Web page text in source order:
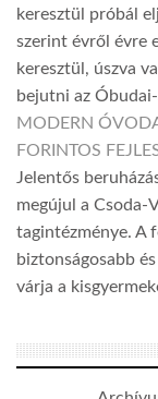
keresztül próbál
szerint évről évre
keresztül, úszva
bejutni az
MODERN
FORINTOS
Jelentős
megújul a Csoda-
tagintézménye. A
biztonságosabb
várja a